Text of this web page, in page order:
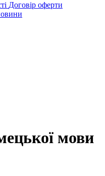
Договір оферти
мови